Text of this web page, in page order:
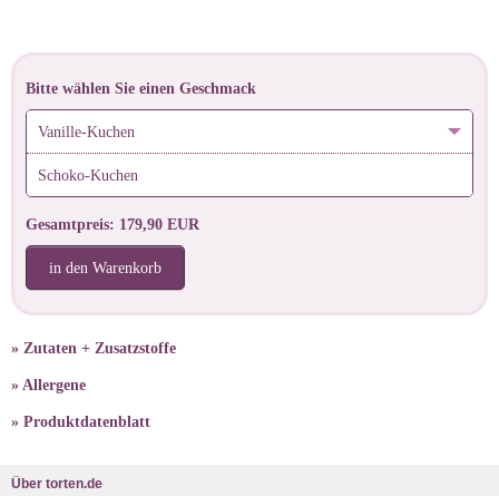
Bitte wählen Sie einen Geschmack
Vanille-Kuchen
Schoko-Kuchen
Gesamtpreis: 179,90 EUR
in den Warenkorb
» Zutaten + Zusatzstoffe
» Allergene
» Produktdatenblatt
Über torten.de